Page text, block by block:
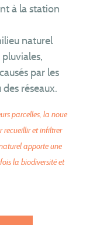
à la station
naturel
pluviales,
par les
réseaux.
parcelles, la noue
recueillir et infiltrer
apporte une
la biodiversité et